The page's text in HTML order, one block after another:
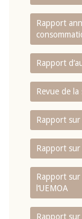
Rapport
Rapport
Revue de la
Rapport sur
Rapport sur
Rapport
l‘UEMOA
Rapport